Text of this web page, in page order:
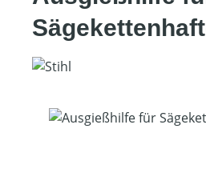
Bildergalerie überspringen